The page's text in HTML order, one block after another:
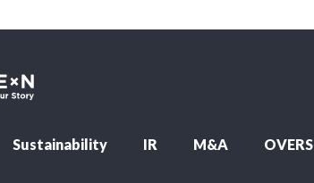
Sustainability IR M&A OVERS